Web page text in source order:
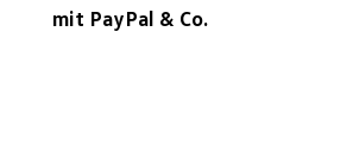
mit PayPal & Co.